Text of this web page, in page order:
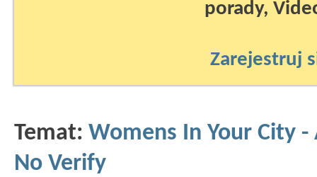
porady,
Zarejestruj
Temat: Womens In Your City
No Verify